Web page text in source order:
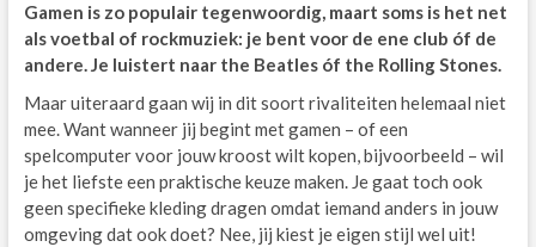
Gamen is zo populair tegenwoordig, maart soms is het net
als voetbal of rockmuziek: je bent voor de ene club óf de
andere. Je luistert naar the Beatles óf the Rolling Stones.
Maar uiteraard gaan wij in dit soort rivaliteiten helemaal niet
mee. Want wanneer jij begint met gamen – of een
spelcomputer voor jouw kroost wilt kopen, bijvoorbeeld – wil
je het liefste een praktische keuze maken. Je gaat toch ook
geen specifieke kleding dragen omdat iemand anders in jouw
omgeving dat ook doet? Nee, jij kiest je eigen stijl wel uit!